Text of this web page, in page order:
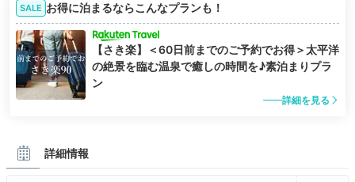
SALE お得に泊まるならこんなプランも！
【さき楽】＜60日前までのご予約でお得＞太平洋
の絶景を臨む温泉で癒しの時間を♪素泊まりプラ
ン
詳細を見る
詳細情報